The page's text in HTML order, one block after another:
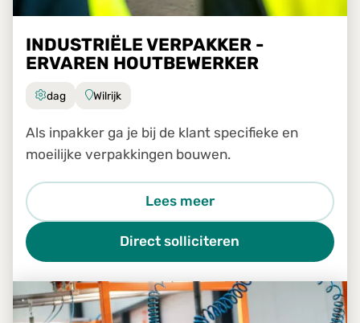
INDUSTRIËLE VERPAKKER -
ERVAREN HOUTBEWERKER
dag Wilrijk
Als inpakker ga je bij de klant specifieke en
moeilijke verpakkingen bouwen.
Lees meer
Direct solliciteren